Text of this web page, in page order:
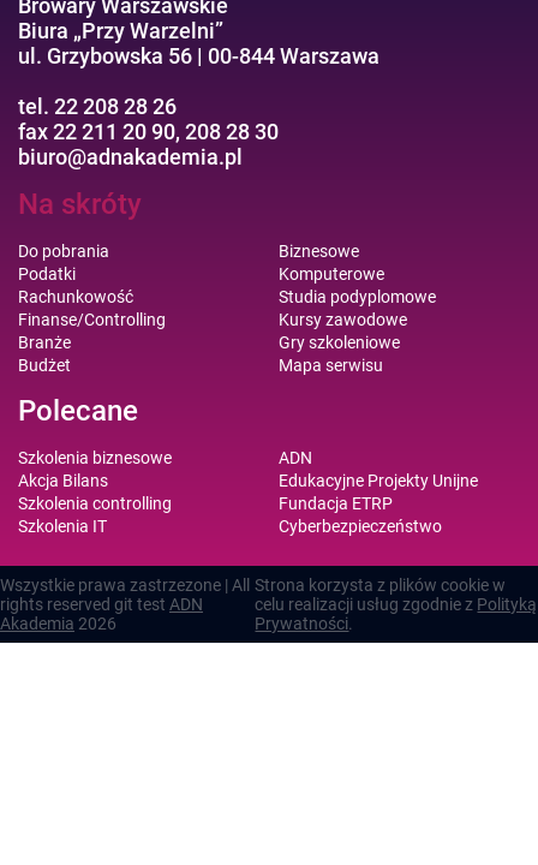
Browary Warszawskie
Biura „Przy Warzelni”
ul. Grzybowska 56 | 00-844 Warszawa
tel. 22 208 28 26
fax 22 211 20 90, 208 28 30
biuro@adnakademia.pl
Na skróty
Do pobrania
Podatki
Rachunkowość
Finanse/Controlling
Branże
Budżet
Biznesowe
Komputerowe
Studia podyplomowe
Kursy zawodowe
Gry szkoleniowe
Mapa serwisu
Polecane
Szkolenia biznesowe
Akcja Bilans
Szkolenia controlling
Szkolenia IT
ADN
Edukacyjne Projekty Unijne
Fundacja ETRP
Cyberbezpieczeństwo
Wszystkie prawa zastrzezone | All
rights reserved git test ADN
Akademia 2026
Strona korzysta z plików cookie w
celu realizacji usług zgodnie z Polityką
Prywatności.